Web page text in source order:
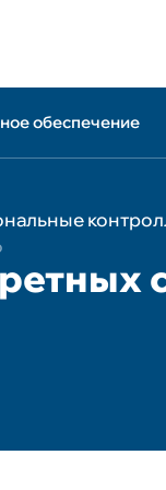
обеспечение
прикладного
обеспечения
3.0
обеспечение
функционала